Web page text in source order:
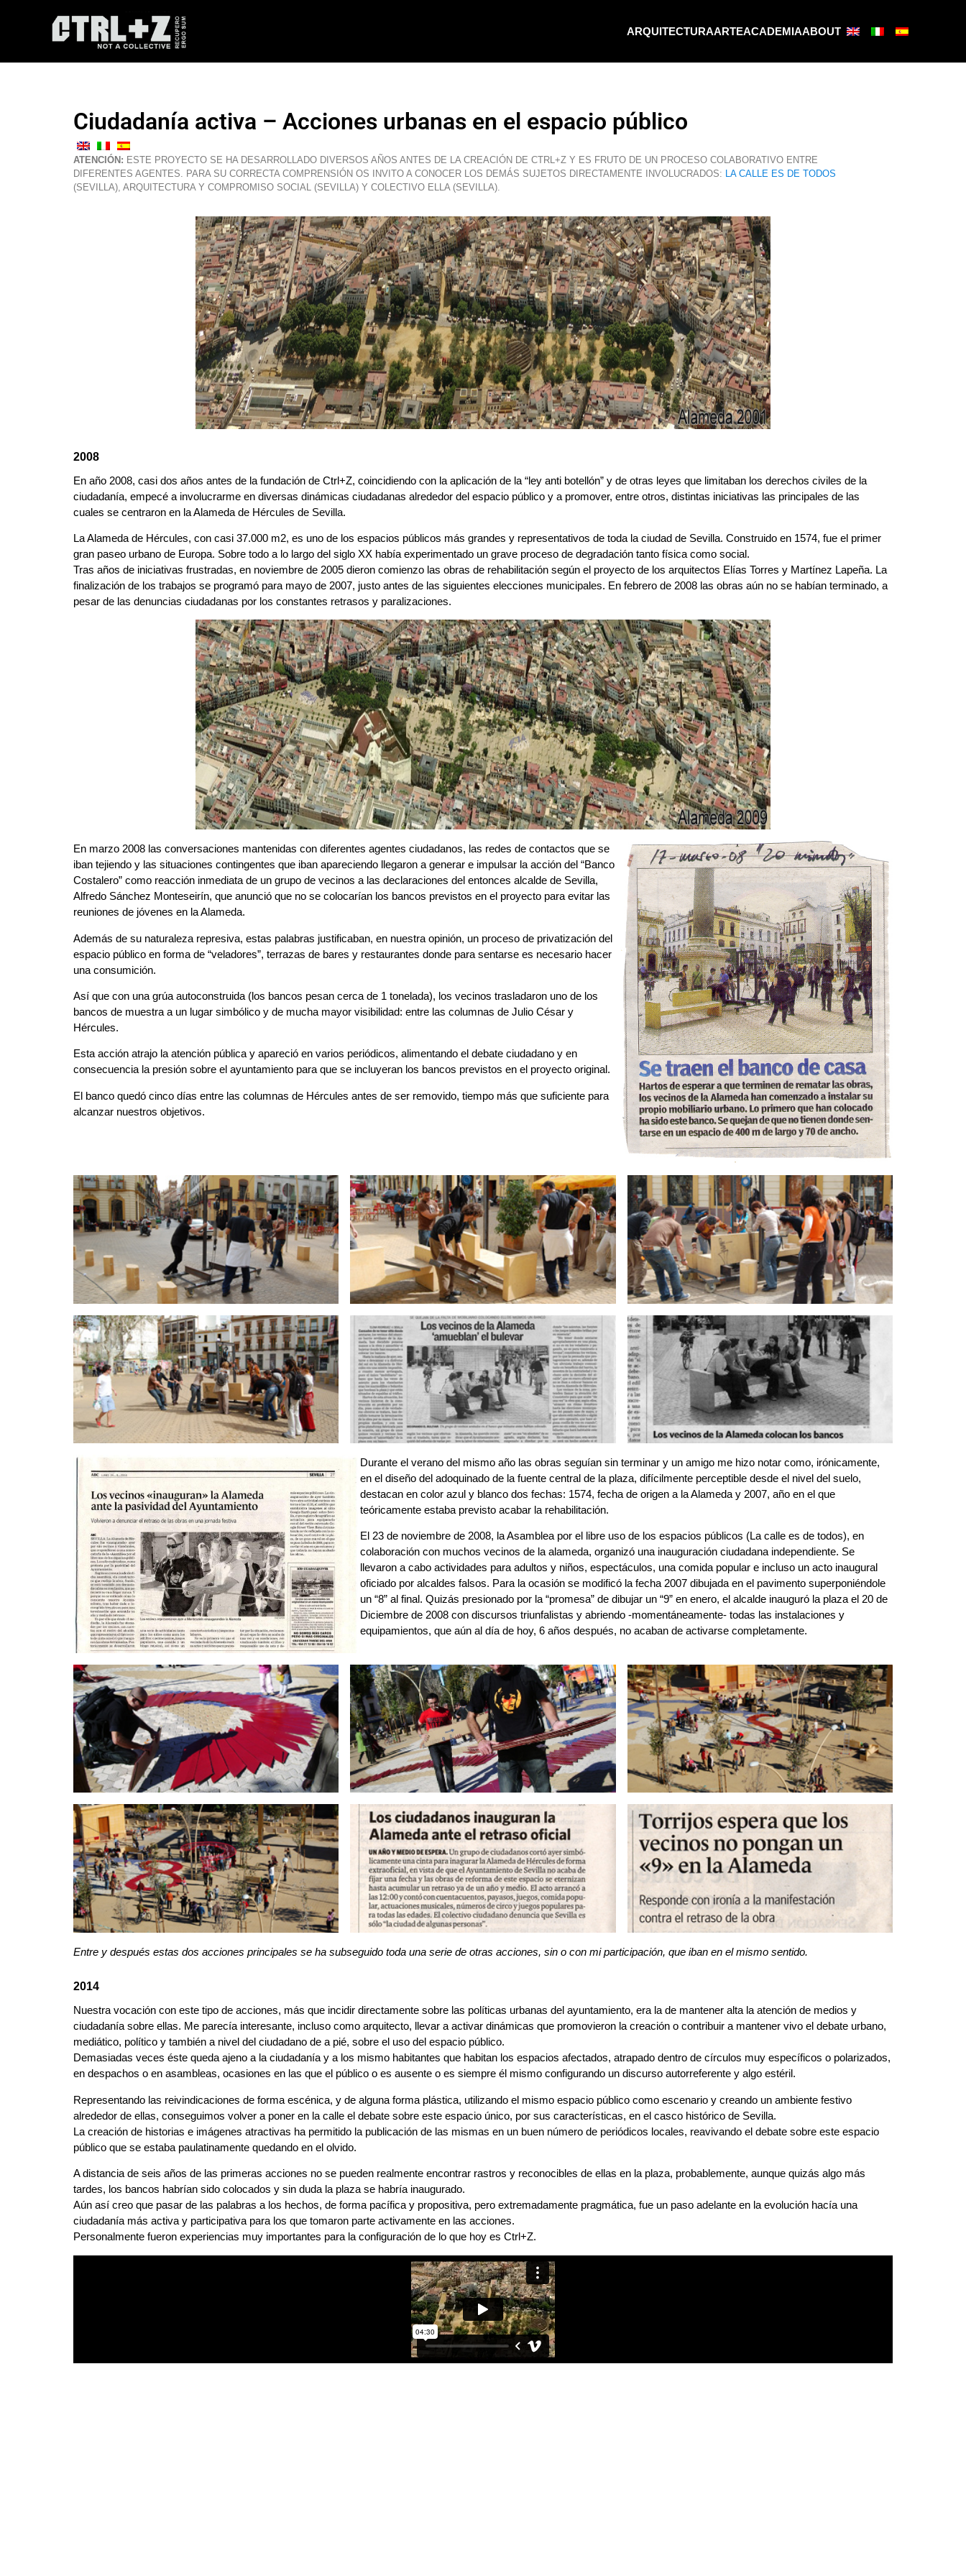
ARQUITECTURAARTEACADEMIAABOUT
Ciudadanía activa – Acciones urbanas en el espacio público
ATENCIÓN: ESTE PROYECTO SE HA DESARROLLADO DIVERSOS AÑOS ANTES DE LA CREACIÓN DE CTRL+Z Y ES FRUTO DE UN PROCESO COLABORATIVO ENTRE
DIFERENTES AGENTES. PARA SU CORRECTA COMPRENSIÓN OS INVITO A CONOCER LOS DEMÁS SUJETOS DIRECTAMENTE INVOLUCRADOS: LA CALLE ES DE TODOS
(SEVILLA), ARQUITECTURA Y COMPROMISO SOCIAL (SEVILLA) Y COLECTIVO ELLA (SEVILLA).
2008
En año 2008, casi dos años antes de la fundación de Ctrl+Z, coincidiendo con la aplicación de la “ley anti botellón” y de otras leyes que limitaban los derechos civiles de la
ciudadanía, empecé a involucrarme en diversas dinámicas ciudadanas alrededor del espacio público y a promover, entre otros, distintas iniciativas las principales de las
cuales se centraron en la Alameda de Hércules de Sevilla.
La Alameda de Hércules, con casi 37.000 m2, es uno de los espacios públicos más grandes y representativos de toda la ciudad de Sevilla. Construido en 1574, fue el primer
gran paseo urbano de Europa. Sobre todo a lo largo del siglo XX había experimentado un grave proceso de degradación tanto física como social.
Tras años de iniciativas frustradas, en noviembre de 2005 dieron comienzo las obras de rehabilitación según el proyecto de los arquitectos Elías Torres y Martínez Lapeña. La
finalización de los trabajos se programó para mayo de 2007, justo antes de las siguientes elecciones municipales. En febrero de 2008 las obras aún no se habían terminado, a
pesar de las denuncias ciudadanas por los constantes retrasos y paralizaciones.
En marzo 2008 las conversaciones mantenidas con diferentes agentes ciudadanos, las redes de contactos que se
iban tejiendo y las situaciones contingentes que iban apareciendo llegaron a generar e impulsar la acción del “Banco
Costalero” como reacción inmediata de un grupo de vecinos a las declaraciones del entonces alcalde de Sevilla,
Alfredo Sánchez Monteseirín, que anunció que no se colocarían los bancos previstos en el proyecto para evitar las
reuniones de jóvenes en la Alameda.
Además de su naturaleza represiva, estas palabras justificaban, en nuestra opinión, un proceso de privatización del
espacio público en forma de “veladores”, terrazas de bares y restaurantes donde para sentarse es necesario hacer
una consumición.
Así que con una grúa autoconstruida (los bancos pesan cerca de 1 tonelada), los vecinos trasladaron uno de los
bancos de muestra a un lugar simbólico y de mucha mayor visibilidad: entre las columnas de Julio César y
Hércules.
Esta acción atrajo la atención pública y apareció en varios periódicos, alimentando el debate ciudadano y en
consecuencia la presión sobre el ayuntamiento para que se incluyeran los bancos previstos en el proyecto original.
El banco quedó cinco días entre las columnas de Hércules antes de ser removido, tiempo más que suficiente para
alcanzar nuestros objetivos.
Durante el verano del mismo año las obras seguían sin terminar y un amigo me hizo notar como, irónicamente,
en el diseño del adoquinado de la fuente central de la plaza, difícilmente perceptible desde el nivel del suelo,
destacan en color azul y blanco dos fechas: 1574, fecha de origen a la Alameda y 2007, año en el que
teóricamente estaba previsto acabar la rehabilitación.
El 23 de noviembre de 2008, la Asamblea por el libre uso de los espacios públicos (La calle es de todos), en
colaboración con muchos vecinos de la alameda, organizó una inauguración ciudadana independiente. Se
llevaron a cabo actividades para adultos y niños, espectáculos, una comida popular e incluso un acto inaugural
oficiado por alcaldes falsos. Para la ocasión se modificó la fecha 2007 dibujada en el pavimento superponiéndole
un “8” al final. Quizás presionado por la “promesa” de dibujar un “9” en enero, el alcalde inauguró la plaza el 20 de
Diciembre de 2008 con discursos triunfalistas y abriendo -momentáneamente- todas las instalaciones y
equipamientos, que aún al día de hoy, 6 años después, no acaban de activarse completamente.
Entre y después estas dos acciones principales se ha subseguido toda una serie de otras acciones, sin o con mi participación, que iban en el mismo sentido.
2014
Nuestra vocación con este tipo de acciones, más que incidir directamente sobre las políticas urbanas del ayuntamiento, era la de mantener alta la atención de medios y
ciudadanía sobre ellas. Me parecía interesante, incluso como arquitecto, llevar a activar dinámicas que promovieron la creación o contribuir a mantener vivo el debate urbano,
mediático, político y también a nivel del ciudadano de a pié, sobre el uso del espacio público.
Demasiadas veces éste queda ajeno a la ciudadanía y a los mismo habitantes que habitan los espacios afectados, atrapado dentro de círculos muy específicos o polarizados,
en despachos o en asambleas, ocasiones en las que el público o es ausente o es siempre él mismo configurando un discurso autorreferente y algo estéril.
Representando las reivindicaciones de forma escénica, y de alguna forma plástica, utilizando el mismo espacio público como escenario y creando un ambiente festivo
alrededor de ellas, conseguimos volver a poner en la calle el debate sobre este espacio único, por sus características, en el casco histórico de Sevilla.
La creación de historias e imágenes atractivas ha permitido la publicación de las mismas en un buen número de periódicos locales, reavivando el debate sobre este espacio
público que se estaba paulatinamente quedando en el olvido.
A distancia de seis años de las primeras acciones no se pueden realmente encontrar rastros y reconocibles de ellas en la plaza, probablemente, aunque quizás algo más
tardes, los bancos habrían sido colocados y sin duda la plaza se habría inaugurado.
Aún así creo que pasar de las palabras a los hechos, de forma pacífica y propositiva, pero extremadamente pragmática, fue un paso adelante en la evolución hacía una
ciudadanía más activa y participativa para los que tomaron parte activamente en las acciones.
Personalmente fueron experiencias muy importantes para la configuración de lo que hoy es Ctrl+Z.